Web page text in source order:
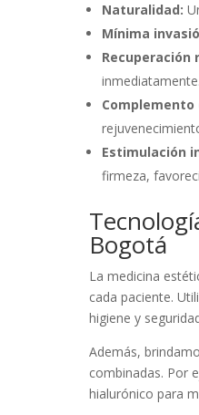
Naturalidad:
Mínima
Recuperación
inmediatamente.
Estimulación
firmeza,
Bogotá
La medicina
cada paciente.
higiene y
Además,
combinadas. Por
hialurónico para